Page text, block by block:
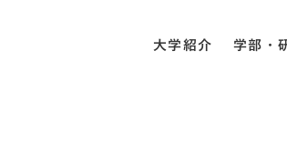
大学紹介 学部・